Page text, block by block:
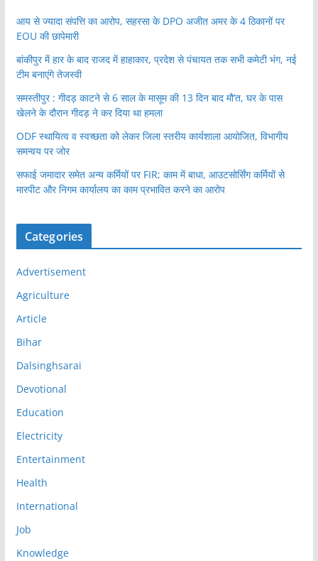
आय से ज्यादा संपत्ति का आरोप, सहरसा के DPO अजीत अमर के 4 ठिकानों पर
EOU की छापेमारी
बांकीपुर में हार के बाद राजद में हाहाकार, प्रदेश से पंचायत तक सभी कमेटी भंग, नई
टीम बनाएंगे तेजस्वी
समस्तीपुर : गीदड़ काटने से 6 साल के मासूम की 13 दिन बाद मौ’त, घर के पास
खेलने के दौरान गीदड़ ने कर दिया था हमला
ODF स्थायित्व व स्वच्छता को लेकर जिला स्तरीय कार्यशाला आयोजित, विभागीय
समन्वय पर जोर
सफाई जमादार समेत अन्य कर्मियों पर FIR; काम में बाधा, आउटसोर्सिंग कर्मियों से
मारपीट और निगम कार्यालय का काम प्रभावित करने का आरोप
Categories
Advertisement
Agriculture
Article
Bihar
Dalsinghsarai
Devotional
Education
Electricity
Entertainment
Health
International
Job
Knowledge